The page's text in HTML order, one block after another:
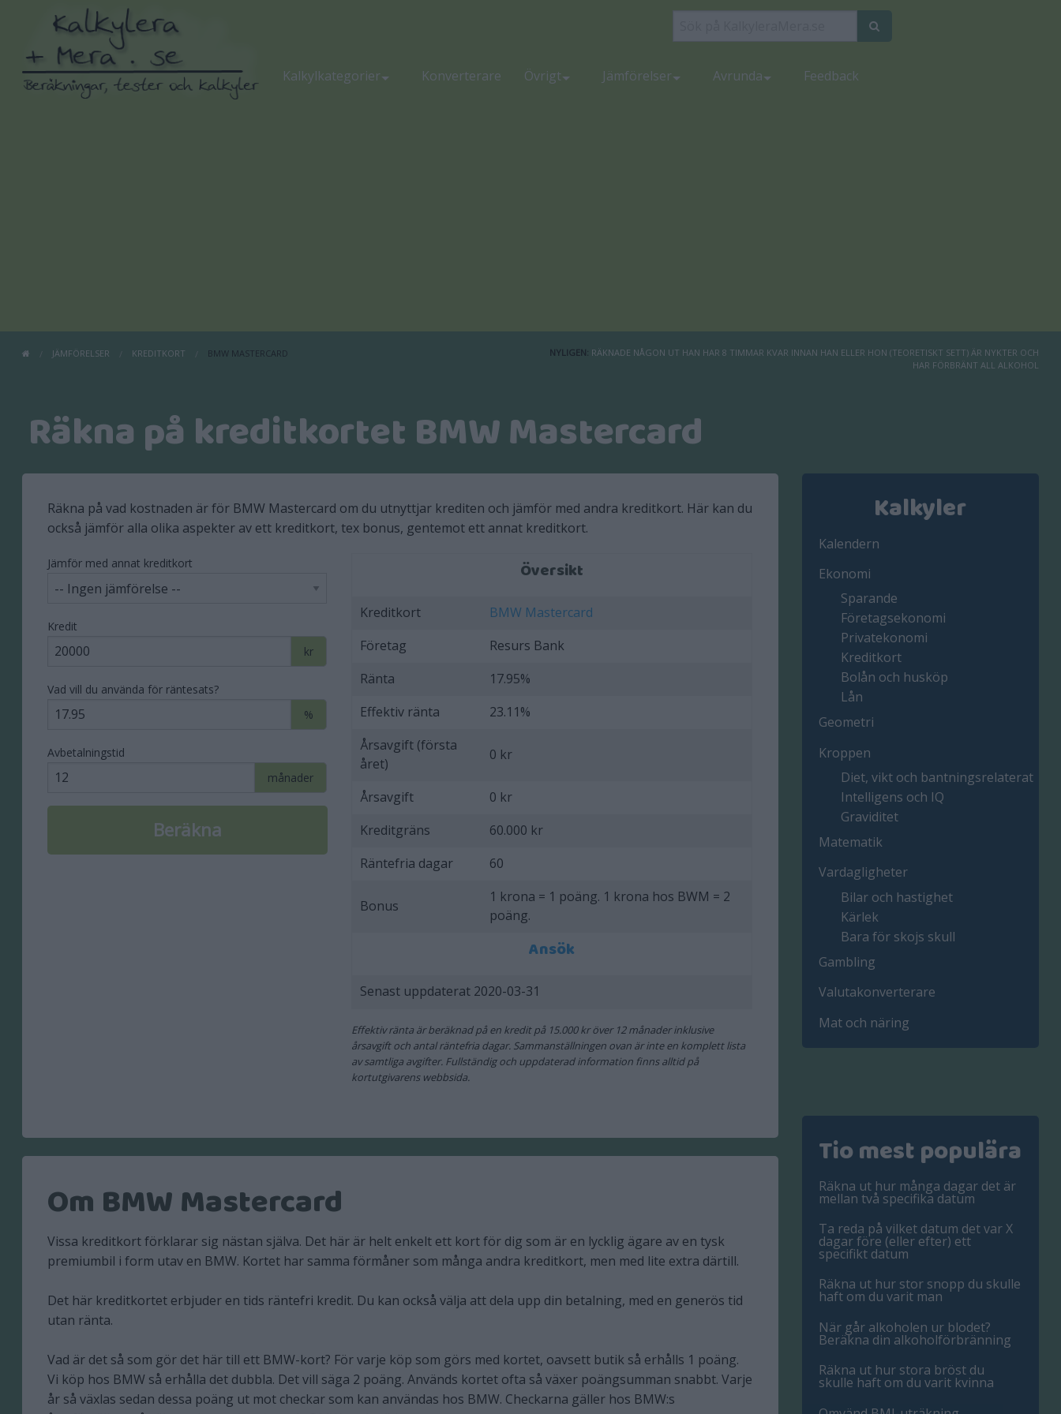
Kalkylkategorier Konverterare Övrigt Jämförelser Avrunda Feedback
JÄMFÖRELSER KREDITKORT BMW MASTERCARD NYLIGEN: RÄKNADE NÅGON UT HAN HAR 8 TIMMAR KVAR INNAN HAN ELLER HON (TEORETISKT SETT) ÄR NYKTER OCH
HAR FÖRBRÄNT ALL ALKOHOL
Räkna på kreditkortet BMW Mastercard
Räkna på vad kostnaden är för BMW Mastercard om du utnyttjar krediten och jämför med andra kreditkort. Här kan du
också jämför alla olika aspekter av ett kreditkort, tex bonus, gentemot ett annat kreditkort.
Jämför med annat kreditkort
Kredit
kr
Vad vill du använda för räntesats?
%
Avbetalningstid
månader
Översikt
Kreditkort
BMW Mastercard
Företag
Resurs Bank
Ränta
17.95%
Effektiv ränta
23.11%
Årsavgift (första
året)
0 kr
Årsavgift
0 kr
Kreditgräns
60.000 kr
Räntefria dagar
60
Bonus
1 krona = 1 poäng. 1 krona hos BWM = 2
poäng.
Ansök
Senast uppdaterat 2020-03-31
Effektiv ränta är beräknad på en kredit på 15.000 kr över 12 månader inklusive
årsavgift och antal räntefria dagar. Sammanställningen ovan är inte en komplett lista
av samtliga avgifter. Fullständig och uppdaterad information finns alltid på
kortutgivarens webbsida.
Om BMW Mastercard
Vissa kreditkort förklarar sig nästan själva. Det här är helt enkelt ett kort för dig som är en lycklig ägare av en tysk
premiumbil i form utav en BMW. Kortet har samma förmåner som många andra kreditkort, men med lite extra därtill.
Det här kreditkortet erbjuder en tids räntefri kredit. Du kan också välja att dela upp din betalning, med en generös tid
utan ränta.
Vad är det så som gör det här till ett BMW-kort? För varje köp som görs med kortet, oavsett butik så erhålls 1 poäng.
Vi köp hos BMW så erhålla det dubbla. Det vill säga 2 poäng. Används kortet ofta så växer poängsumman snabbt. Varje
år så växlas sedan dessa poäng ut mot checkar som kan användas hos BMW. Checkarna gäller hos BMW:s
Kalkyler
Kalendern
Ekonomi
Sparande
Företagsekonomi
Privatekonomi
Kreditkort
Bolån och husköp
Lån
Geometri
Kroppen
Diet, vikt och bantningsrelaterat
Intelligens och IQ
Graviditet
Matematik
Vardagligheter
Bilar och hastighet
Kärlek
Bara för skojs skull
Gambling
Valutakonverterare
Mat och näring
Tio mest populära
Räkna ut hur många dagar det är
mellan två specifika datum
Ta reda på vilket datum det var X
dagar före (eller efter) ett
specifikt datum
Räkna ut hur stor snopp du skulle
haft om du varit man
När går alkoholen ur blodet?
Beräkna din alkoholförbränning
Räkna ut hur stora bröst du
skulle haft om du varit kvinna